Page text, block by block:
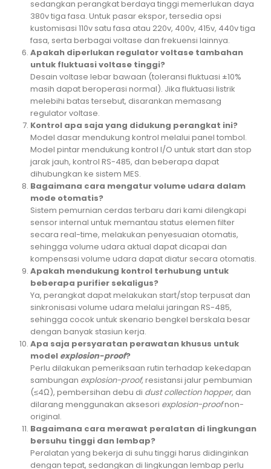
sedangkan perangkat berdaya tinggi memerlukan daya
380v tiga fasa. Untuk pasar ekspor, tersedia opsi
kustomisasi 110v satu fasa atau 220v, 400v, 415v, 440v tiga
fasa, serta berbagai voltase dan frekuensi lainnya.
Apakah diperlukan regulator voltase tambahan
untuk fluktuasi voltase tinggi?
Desain voltase lebar bawaan (toleransi fluktuasi ±10%
masih dapat beroperasi normal). Jika fluktuasi listrik
melebihi batas tersebut, disarankan memasang
regulator voltase.
Kontrol apa saja yang didukung perangkat ini?
Model dasar mendukung kontrol melalui panel tombol.
Model pintar mendukung kontrol I/O untuk start dan stop
jarak jauh, kontrol RS-485, dan beberapa dapat
dihubungkan ke sistem MES.
Bagaimana cara mengatur volume udara dalam
mode otomatis?
Sistem pemurnian cerdas terbaru dari kami dilengkapi
sensor internal untuk memantau status elemen filter
secara real-time, melakukan penyesuaian otomatis,
sehingga volume udara aktual dapat dicapai dan
kompensasi volume udara dapat diatur secara otomatis.
Apakah mendukung kontrol terhubung untuk
beberapa purifier sekaligus?
Ya, perangkat dapat melakukan start/stop terpusat dan
sinkronisasi volume udara melalui jaringan RS-485,
sehingga cocok untuk skenario bengkel berskala besar
dengan banyak stasiun kerja.
Apa saja persyaratan perawatan khusus untuk
model explosion-proof?
Perlu dilakukan pemeriksaan rutin terhadap kekedapan
sambungan explosion-proof, resistansi jalur pembumian
(≤4Ω), pembersihan debu di dust collection hopper, dan
dilarang menggunakan aksesori explosion-proofnon-
original.
Bagaimana cara merawat peralatan di lingkungan
bersuhu tinggi dan lembap?
Peralatan yang bekerja di suhu tinggi harus didinginkan
dengan tepat, sedangkan di lingkungan lembap perlu